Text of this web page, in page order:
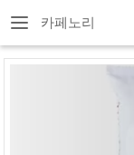
카페노리